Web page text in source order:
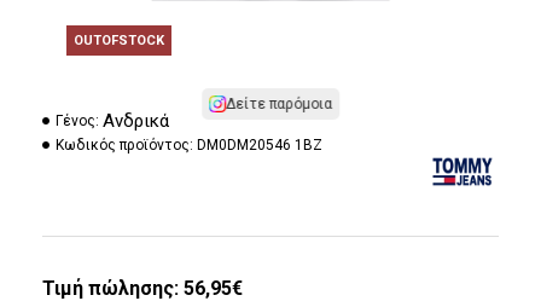
OUTOFSTOCK
Δείτε παρόμοια
Γένος: Ανδρικά
Κωδικός προϊόντος: DM0DM20546 1BZ
Τιμή πώλησης: 56,95€